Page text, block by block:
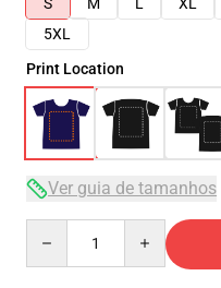
5XL
Print Location
Ver guia de tamanhos